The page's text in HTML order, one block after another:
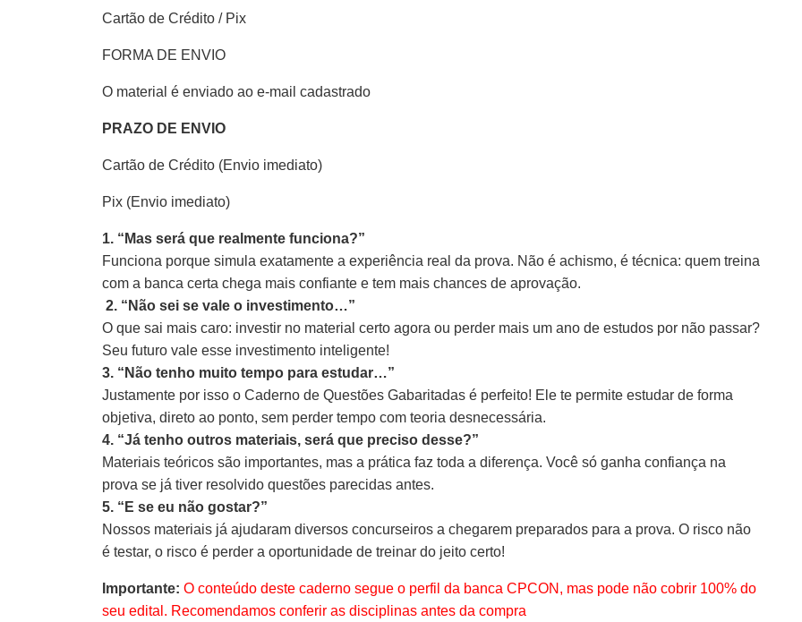
Cartão de Crédito / Pix
FORMA DE ENVIO
O material é enviado ao e-mail cadastrado
PRAZO DE ENVIO
Cartão de Crédito (Envio imediato)
Pix (Envio imediato)
1. “Mas será que realmente funciona?”
Funciona porque simula exatamente a experiência real da prova. Não é achismo, é técnica: quem treina
com a banca certa chega mais confiante e tem mais chances de aprovação.
2. “Não sei se vale o investimento…”
O que sai mais caro: investir no material certo agora ou perder mais um ano de estudos por não passar?
Seu futuro vale esse investimento inteligente!
3. “Não tenho muito tempo para estudar…”
Justamente por isso o Caderno de Questões Gabaritadas é perfeito! Ele te permite estudar de forma
objetiva, direto ao ponto, sem perder tempo com teoria desnecessária.
4. “Já tenho outros materiais, será que preciso desse?”
Materiais teóricos são importantes, mas a prática faz toda a diferença. Você só ganha confiança na
prova se já tiver resolvido questões parecidas antes.
5. “E se eu não gostar?”
Nossos materiais já ajudaram diversos concurseiros a chegarem preparados para a prova. O risco não
é testar, o risco é perder a oportunidade de treinar do jeito certo!
Importante: O conteúdo deste caderno segue o perfil da banca CPCON, mas pode não cobrir 100% do
seu edital. Recomendamos conferir as disciplinas antes da compra